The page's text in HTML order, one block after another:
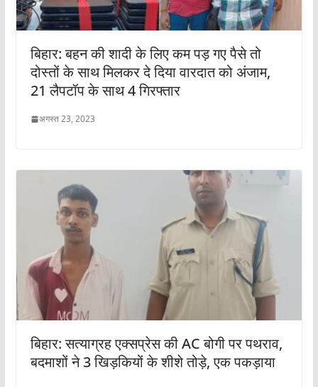
बिहार: बहन की शादी के लिए कम पड़ गए पैसे तो
दोस्तों के साथ मिलकर दे दिया वारदात को अंजाम,
21 लैपटॉप के साथ 4 गिरफ्तार
अगस्त 23, 2023
बिहार: सत्याग्रह एक्सप्रेस की AC बोगी पर पथराव,
बदमाशों ने 3 खिड़कियों के शीशे तोड़े, एक पकड़ाया